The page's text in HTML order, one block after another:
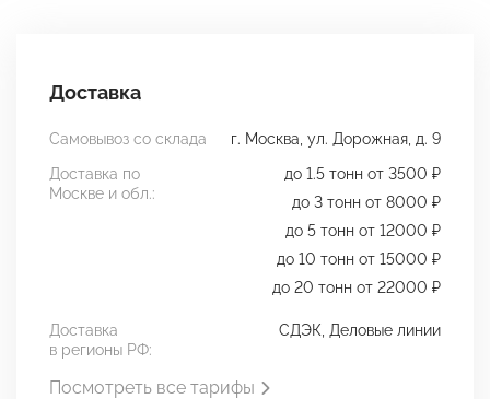
Доставка
Самовывоз со склада
г. Москва, ул. Дорожная, д. 9
Доставка по
Москве и обл.:
до 1.5 тонн от 3500 ₽
до 3 тонн от 8000 ₽
до 5 тонн от 12000 ₽
до 10 тонн от 15000 ₽
до 20 тонн от 22000 ₽
Доставка
в регионы РФ:
СДЭК, Деловые линии
Посмотреть все тарифы